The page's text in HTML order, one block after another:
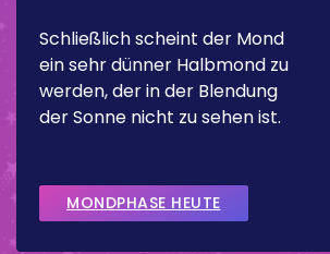
Schließlich scheint der Mond
ein sehr dünner Halbmond zu
werden, der in der Blendung
der Sonne nicht zu sehen ist.
MONDPHASE HEUTE